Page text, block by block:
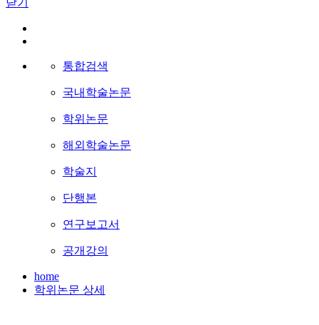
닫기
통합검색
국내학술논문
학위논문
해외학술논문
학술지
단행본
연구보고서
공개강의
home
학위논문 상세